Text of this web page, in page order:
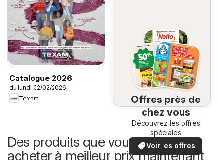
Catalogue 2026
du lundi 02/02/2026
Texam
Offres près de
chez vous
Découvrez les offres
spéciales
Voir les offres
Des produits que vous pouvez
acheter à meilleur prix maintenant